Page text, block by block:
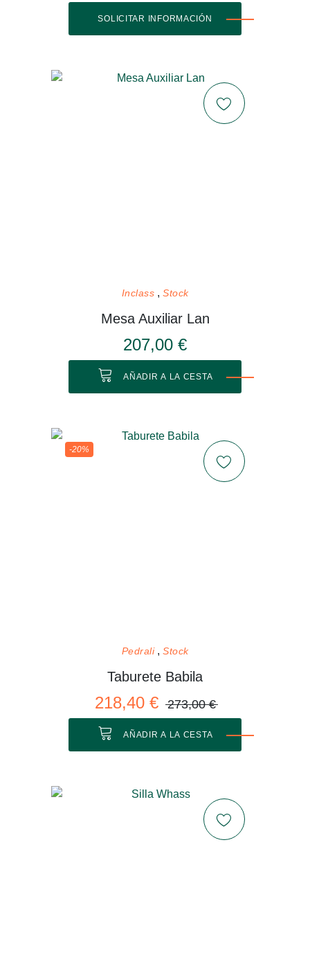
SOLICITAR INFORMACIÓN
Inclass Stock
Mesa Auxiliar Lan
207,00 €
AÑADIR A LA CESTA
-20%
Pedrali Stock
Taburete Babila
218,40 € 273,00 €
AÑADIR A LA CESTA